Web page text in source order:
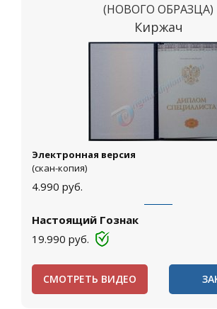
(НОВОГО ОБРАЗЦА)
Киржач
Электронная версия
(скан-копия)
4.990 руб.
Настоящий Гознак
19.990 руб.
СМОТРЕТЬ ВИДЕО